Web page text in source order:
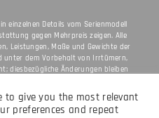
einzelnen Details vom Serienmodell
gegen Mehrpreis zeigen. Alle
Leistungen, Maße und Gewichte der
unter dem Vorbehalt von Irrtümern,
diesbezügliche Änderungen bleiben
kann es aufgrund von üblichen
kommen. Die angegebenen
straßentauglichen Serienzustand der
to give you the most relevant
preferences and repeat